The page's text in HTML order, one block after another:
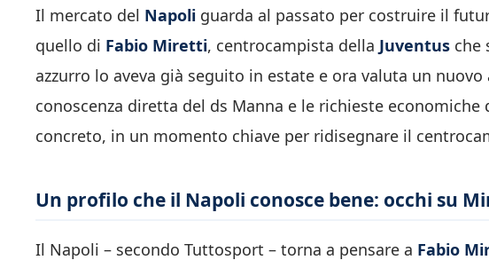
Il mercato del Napoli guarda al passato per costruire il
quello di Fabio Miretti, centrocampista della Juventus che
azzurro lo aveva già seguito in estate e ora valuta un
conoscenza diretta del ds Manna e le richieste
concreto, in un momento chiave per ridisegnare il
Un profilo che il Napoli conosce bene: occhi su
Il Napoli – secondo Tuttosport – torna a pensare a Fabio